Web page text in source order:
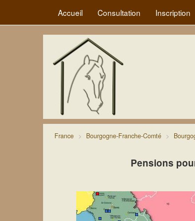
Accueil Consultation Inscription
France Bourgogne-Franche-Comté
Pensions